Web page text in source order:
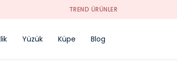
TREND ÜRÜNLER
Yüzük Küpe Blog